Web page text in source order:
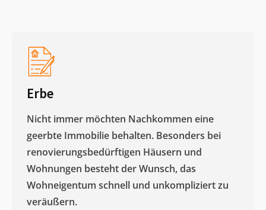
Erbe
Nicht immer möchten Nachkommen eine
geerbte Immobilie behalten. Besonders bei
renovierungsbedürftigen Häusern und
Wohnungen besteht der Wunsch, das
Wohneigentum schnell und unkompliziert zu
veräußern. ​